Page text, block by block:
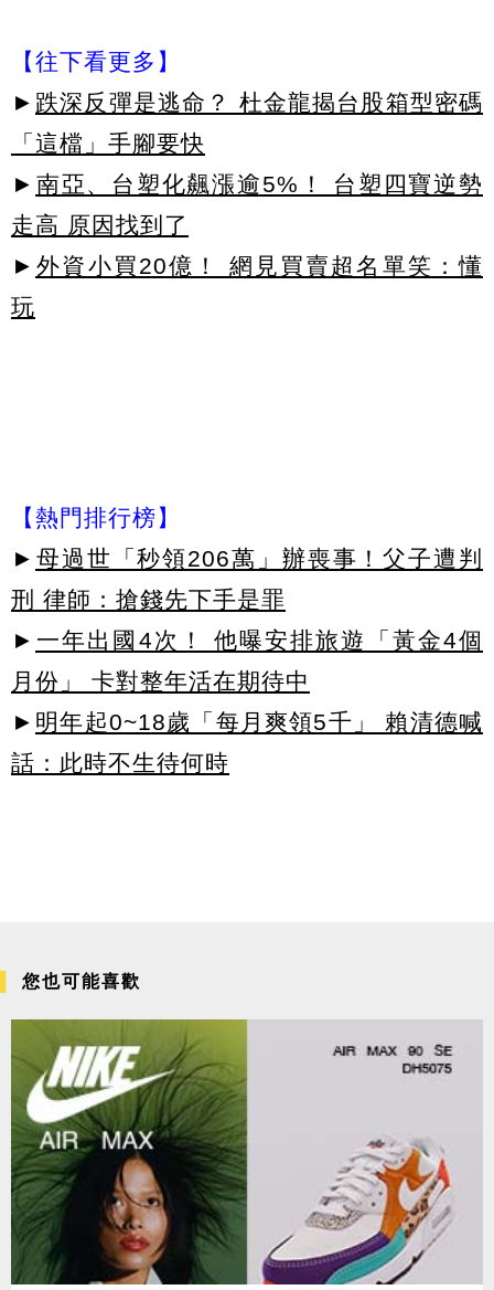
【往下看更多】
► 跌深反彈是逃命？ 杜金龍揭台股箱型密碼
「這檔」手腳要快
► 南亞、台塑化飆漲逾5%！ 台塑四寶逆勢
走高 原因找到了
► 外資小買20億！ 網見買賣超名單笑：懂
玩
【熱門排行榜】
► 母過世「秒領206萬」辦喪事！父子遭判
刑 律師：搶錢先下手是罪
► 一年出國4次！ 他曝安排旅遊「黃金4個
月份」 卡對整年活在期待中
► 明年起0~18歲「每月爽領5千」 賴清德喊
話：此時不生待何時
您也可能喜歡